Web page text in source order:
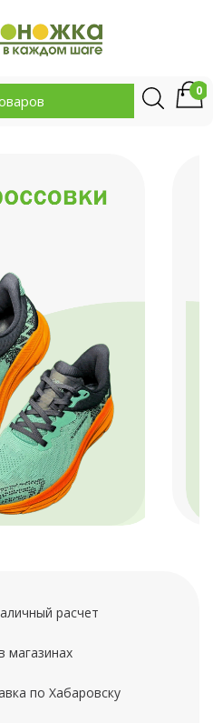
0
расчет
магазинах
по Хабаровску